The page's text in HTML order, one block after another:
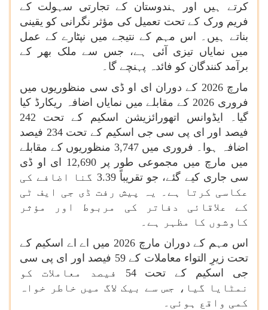
کرتے ہیں اور ہندوستان کے تجارتی سہولت کے
فریم ورک کے تحت تعمیل کی مؤثر نگرانی کو یقینی
بناتے ہیں۔ اس مہم کے نتیجے میں نپٹارے کے عمل
میں نمایاں تیزی آئی ہے، جس سے ملک بھر کے
برآمد کنندگان کو فائدہ پہنچے گا۔
مارچ 2026 کے دوران ای او ڈی سی منظوریوں میں
فروری 2026 کے مقابلے میں نمایاں اضافہ ریکارڈ کیا
گیا۔ ایڈوانس اتھورائزیشن اسکیم کے تحت 242
فیصد اور ای پی سی جی اسکیم کے تحت 234 فیصد
اضافہ ہوا۔ فروری میں 3,747 منظوریوں کے مقابلے
میں مارچ میں مجموعی طور پر 12,690 ای او ڈی
سی جاری کیے گئے، جو تقریباً 3.39 گنا اضافے کی
عکاسی کرتا ہے۔ یہ پیش رفت ڈی جی ایف ٹی
کے علاقائی دفاتر کی مربوط اور مؤثر
کاوشوں کا مظہر ہے۔
اس مہم کے دوران مارچ 2026 میں اے اے اسکیم کے
تحت زیرِ التواء معاملات کے 59 فیصد اور ای پی سی
جی اسکیم کے تحت 54 فیصد معاملات کو
نمٹایا گیا، جس سے بیک لاگ میں خاطر خواہ
کمی واقع ہوئی۔